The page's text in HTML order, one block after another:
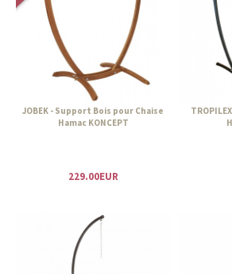
JOBEK - Support Bois pour Chaise
Hamac KONCEPT
229.00EUR